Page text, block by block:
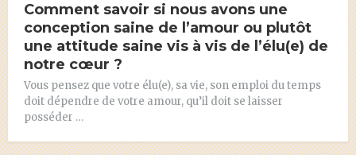
Comment savoir si nous avons une
conception saine de l’amour ou plutôt
une attitude saine vis à vis de l’élu(e) de
notre cœur ?
Vous pensez que votre élu(e), sa vie, son emploi du temps
doit dépendre de votre amour, qu’il doit se laisser
posséder …